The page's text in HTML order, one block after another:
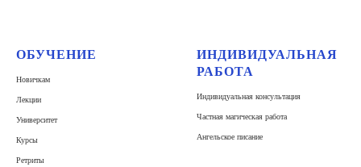
ОБУЧЕНИЕ
Новичкам
Лекции
Университет
Курсы
Ретриты
ИНДИВИДУАЛЬНАЯ
РАБОТА
Индивидуальная консультация
Частная магическая работа
Ангельское писание